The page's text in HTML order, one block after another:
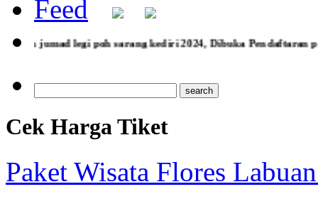
kediri 2024, Dibuka Pendaftaran paket wisata rohani
Cek Harga Tiket
Paket Wisata Flores